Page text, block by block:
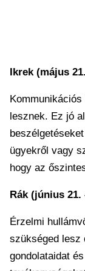
Ikrek (május
lesznek. Ez jó
ügyekről vagy
hogy az
Rák (június
Érzelmi
szükséged lesz
gondolataidat